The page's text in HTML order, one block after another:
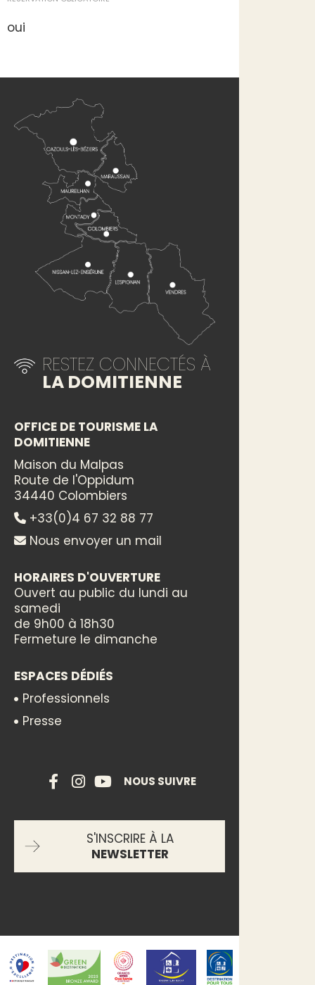
oui
RESTEZ CONNECTÉS À
LA DOMITIENNE
OFFICE DE TOURISME LA
DOMITIENNE
Maison du Malpas
Route de l'Oppidum
34440 Colombiers
+33(0)4 67 32 88 77
Nous envoyer un mail
HORAIRES D'OUVERTURE
Ouvert au public du lundi au
samedi
de 9h00 à 18h30
Fermeture le dimanche
ESPACES DÉDIÉS
Professionnels
Presse
NOUS SUIVRE
S'INSCRIRE À LA
NEWSLETTER